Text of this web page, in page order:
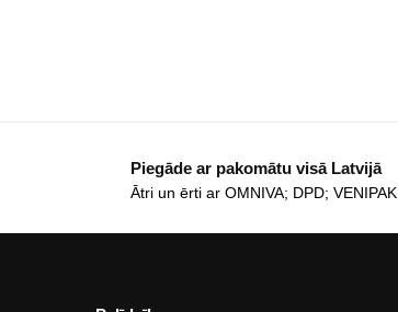
Piegāde ar pakomātu visā Latvijā
Ātri un ērti ar OMNIVA; DPD; VENIPAK